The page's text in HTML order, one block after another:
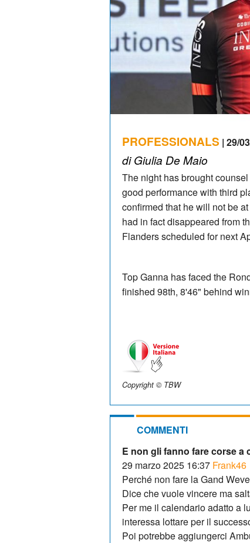
PROFESSIONALS | 29/
di Giulia De Maio
The night has brought
good performance with third
confirmed that he will not be
had in fact disappeared from
Flanders scheduled for next
Top Ganna has faced the
finished 98th, 8'46" behind
Copyright © TBW
COMMENTI
E non gli fanno fare corse a
29 marzo 2025 16:37 Frank46
Perché non fare la Gand
Dice che vuole vincere ma
Per me il calendario adatto a
interessa lottare per il
Poi potrebbe aggiungerci